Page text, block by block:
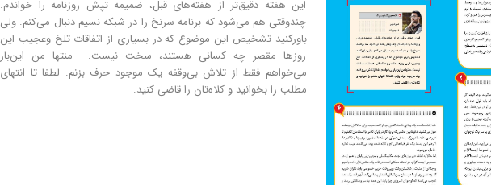
این هفته دقیق‌تر از هفته‌های قبل، ضمیمه تپش روزنامه را خواندم.
چندوقتی هم می‌شود که برنامه سرنخ را در شبکه نسیم دنبال می‌کنم. ولی
باورکنید تشخیص این موضوع که در بسیاری از اتفاقات تلخ وعجیب این
روزها مقصر چه کسانی هستند، سخت نیست. منتها من این‌بار
می‌خواهم فقط از تلاش بی‌وقفه یک موجود حرف بزنم. لطفا تا انتهای
مطلب را بخوانید و کلاه‌تان را قاضی کنید.